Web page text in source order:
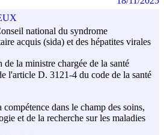
national du syndrome
acquis (sida) et des hépatites virales
de la ministre chargée de la santé
l'article D. 3121-4 du code de la santé
compétence dans le champ des soins,
et de la recherche sur les maladies